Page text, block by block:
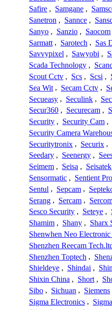
Safire , Samgane ,
Sanetron , Sannce ,
Sanyo , Sanzio , Saocom
Sarmatt , Sarotech , Sas
Savvypixel , Sawyobi ,
Scada Technology ,
Scout Cctv , Scs , Scsi ,
Sea Wit , Secam Cctv ,
Secueasy , Seculink ,
Secur360 , Securecam ,
Security , Security Cam ,
Security Camera
Securitytronix , Securix ,
Seedary , Seenergy ,
Seimem , Seisa , Seisatek
Sensormatic , Sentient Pro
Sentul , Sepcam ,
Serang , Sercam ,
Sesco Security , Seteye ,
Shamim , Shany , Sharx
Shenwhen Neo
Shenzhen Reecam
Shenzhen Toptech ,
Shieldeye , Shindai ,
Shixin China , Short ,
Sibo , Sichuan , Siemens
Sigma Electronics ,